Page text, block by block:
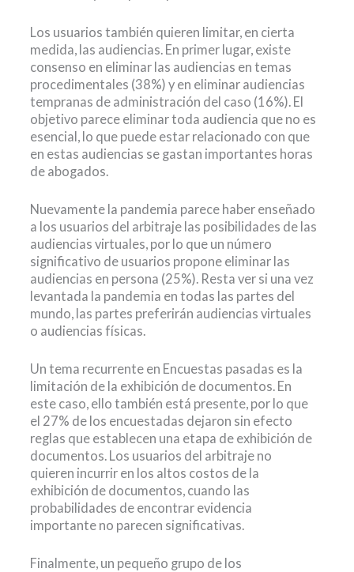
Los usuarios también quieren limitar, en cierta
medida, las audiencias. En primer lugar, existe
consenso en eliminar las audiencias en temas
procedimentales (38%) y en eliminar audiencias
tempranas de administración del caso (16%). El
objetivo parece eliminar toda audiencia que no es
esencial, lo que puede estar relacionado con que
en estas audiencias se gastan importantes horas
de abogados.
Nuevamente la pandemia parece haber enseñado
a los usuarios del arbitraje las posibilidades de las
audiencias virtuales, por lo que un número
significativo de usuarios propone eliminar las
audiencias en persona (25%). Resta ver si una vez
levantada la pandemia en todas las partes del
mundo, las partes preferirán audiencias virtuales
o audiencias físicas.
Un tema recurrente en Encuestas pasadas es la
limitación de la exhibición de documentos. En
este caso, ello también está presente, por lo que
el 27% de los encuestadas dejaron sin efecto
reglas que establecen una etapa de exhibición de
documentos. Los usuarios del arbitraje no
quieren incurrir en los altos costos de la
exhibición de documentos, cuando las
probabilidades de encontrar evidencia
importante no parecen significativas.
Finalmente, un pequeño grupo de los